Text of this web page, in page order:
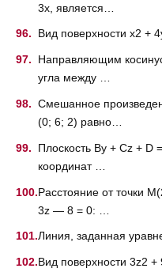
3x, является…
Вид поверхности x2 +
Направляющим
угла между …
Смешанное
(0; 6; 2) равно…
Плоскость By + Cz + D
координат …
Расстояние от точки
3z — 8 = 0: …
Линия, заданная
Вид поверхности 3z2 +